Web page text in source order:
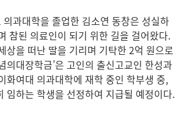
과대학을 졸업한 김소연 동창은 성실하
참된 의료인이 되기 위한 길을 걸어왔다.
상을 떠난 딸을 기리며 기탁한 2억 원으로
의대장학금’은 고인의 출신고교인 한성과
화여대 의과대학에 재학 중인 학부생 중,
임하는 학생을 선정하여 지급될 예정이다.